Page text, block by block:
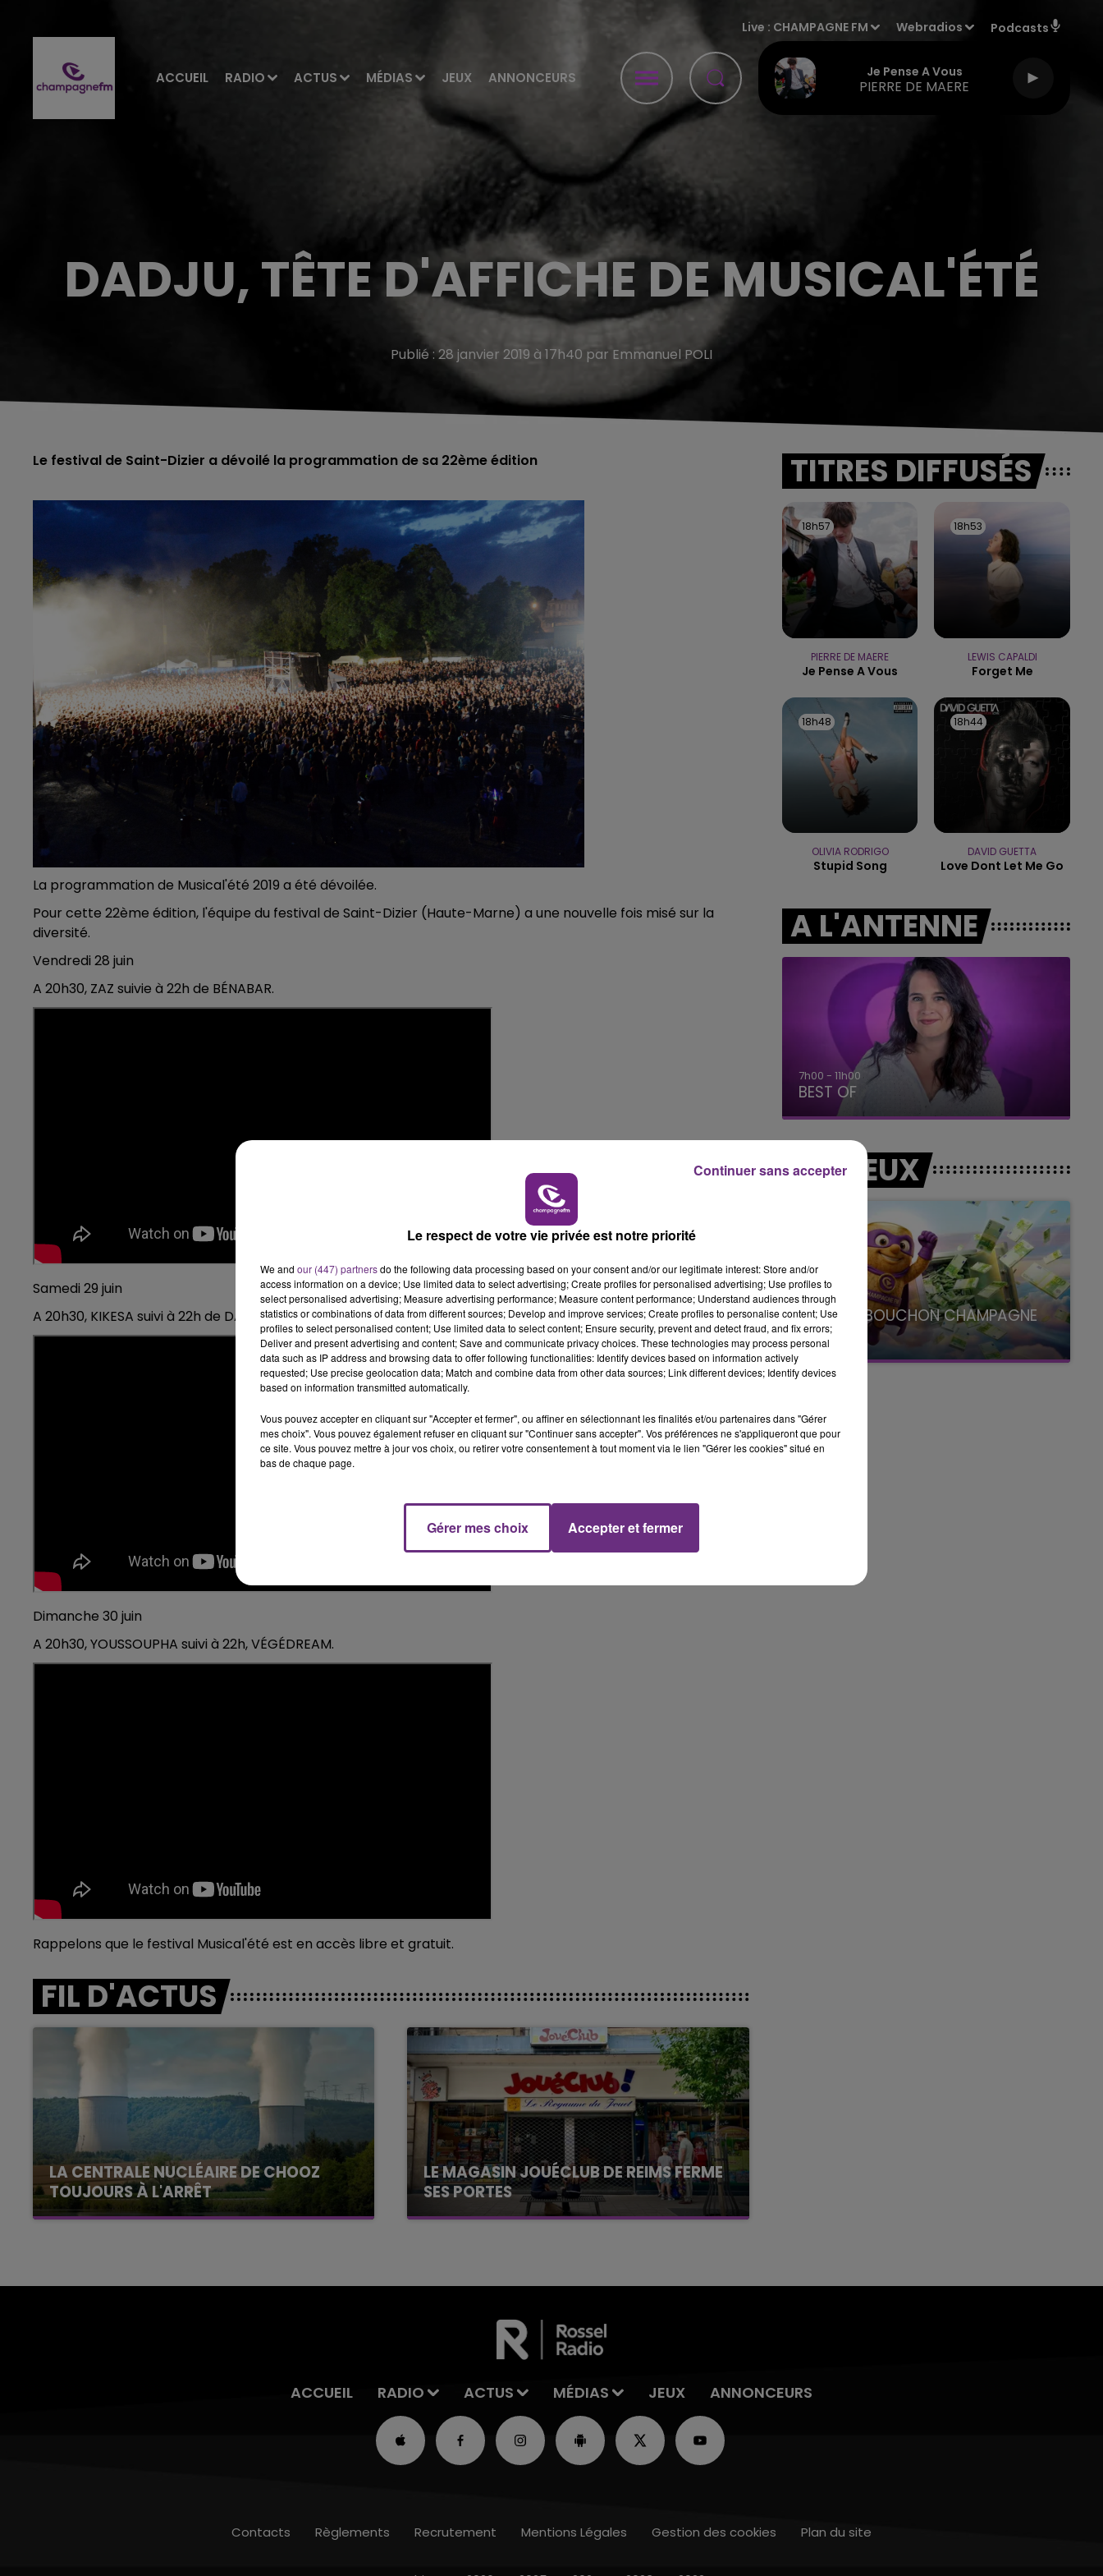
ACCUEIL RADIO ACTUS MÉDIAS JEUX ANNONCEURS
Live : CHAMPAGNE FM Webradios Podcasts
Je Pense A Vous
PIERRE DE MAERE
7h00 - 11h00
BEST OF
11h00 - 16h00
LE WEEK-END CHAMPAGNE FM LE WEEK-END CHAMPAGNE FM
DADJU, TÊTE D'AFFICHE DE MUSICAL'ÉTÉ
Publié : 28 janvier 2019 à 17h40 par Emmanuel POLI
Le festival de Saint-Dizier a dévoilé la programmation de sa 22ème édition
La programmation de Musical'été 2019 a été dévoilée.
Pour cette 22ème édition, l'équipe du festival de Saint-Dizier (Haute-Marne) a une nouvelle fois misé sur la
diversité.
Vendredi 28 juin
A 20h30, ZAZ suivie à 22h de BÉNABAR.
Samedi 29 juin
A 20h30, KIKESA suivi à 22h de DADJU
Dimanche 30 juin
A 20h30, YOUSSOUPHA suivi à 22h, VÉGÉDREAM.
Rappelons que le festival Musical'été est en accès libre et gratuit.
FIL D'ACTUS
LA CENTRALE NUCLÉAIRE DE CHOOZ
TOUJOURS À L'ARRÊT
Cela fait déjà une semaine que la centrale
LE MAGASIN JOUÉCLUB DE REIMS FERME
SES PORTES
C'était l'une des institutions du centre-ville
TITRES DIFFUSÉS
18h57
18h57
PIERRE DE MAERE
Je Pense A Vous
18h53
18h53
LEWIS CAPALDI
Forget Me
18h48
18h48
OLIVIA RODRIGO
Stupid Song
18h44
18h44
DAVID GUETTA
Love Dont Let Me Go
A L'ANTENNE
7h00 - 11h00
BEST OF
LES JEUX
LE SUPER BOUCHON CHAMPAGNE
FM
avec La Famille Champagne FM, à 8H10
ACCUEIL RADIO ACTUS MÉDIAS JEUX ANNONCEURS
Contacts Règlements Recrutement Mentions Légales Gestion des cookies Plan du site
Le respect de votre vie privée est notre priorité
We and our (447) partnersdo the following data processing based on your consent and/or our legitimate interest: Store and/or
access information on a device; Use limited data to select advertising; Create profiles for personalised advertising; Use profiles to
select personalised advertising; Measure advertising performance; Measure content performance; Understand audiences through
statistics or combinations of data from different sources; Develop and improve services; Create profiles to personalise content; Use
profiles to select personalised content; Use limited data to select content; Ensure security, prevent and detect fraud, and fix errors;
Deliver and present advertising and content; Save and communicate privacy choices. These technologies may process personal
data such as IP address and browsing data to offer following functionalities: Identify devices based on information actively
requested; Use precise geolocation data; Match and combine data from other data sources; Link different devices; Identify devices
based on information transmitted automatically.
Vous pouvez accepter en cliquant sur "Accepter et fermer", ou affiner en sélectionnant les finalités et/ou partenaires dans "Gérer
mes choix". Vous pouvez également refuser en cliquant sur "Continuer sans accepter". Vos préférences ne s'appliqueront que pour
ce site. Vous pouvez mettre à jour vos choix, ou retirer votre consentement à tout moment via le lien "Gérer les cookies" situé en
bas de chaque page.
Gérer mes choix Accepter et fermer
Continuer sans accepter